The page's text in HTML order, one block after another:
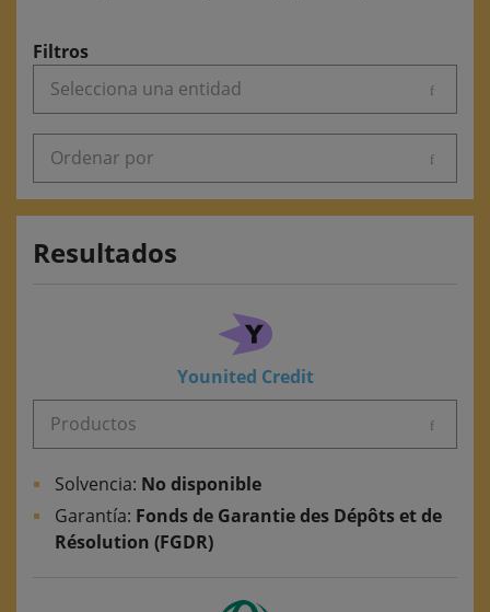
Filtros
Selecciona una entidad
Ordenar por
Resultados
Younited Credit
Productos
Solvencia: No disponible
Garantía: Fonds de Garantie des Dépôts et de
Résolution (FGDR)